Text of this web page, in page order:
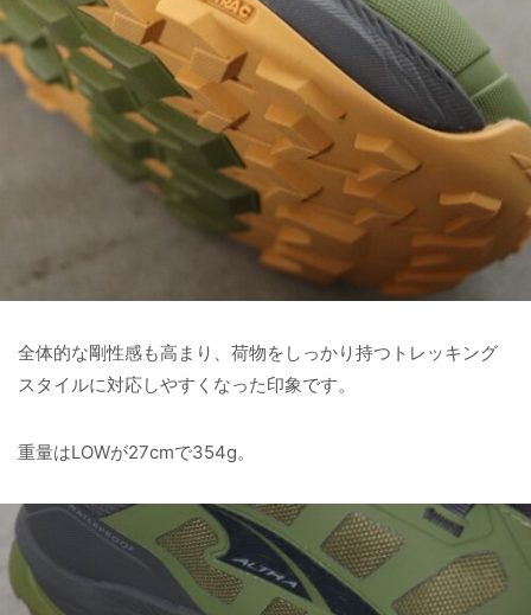
全体的な剛性感も高まり、荷物をしっかり持つトレッキング
スタイルに対応しやすくなった印象です。
重量はLOWが27cmで354g。